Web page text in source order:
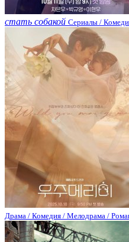
стать собакой Сериалы /
Драма / Комедия / Мелодрама /